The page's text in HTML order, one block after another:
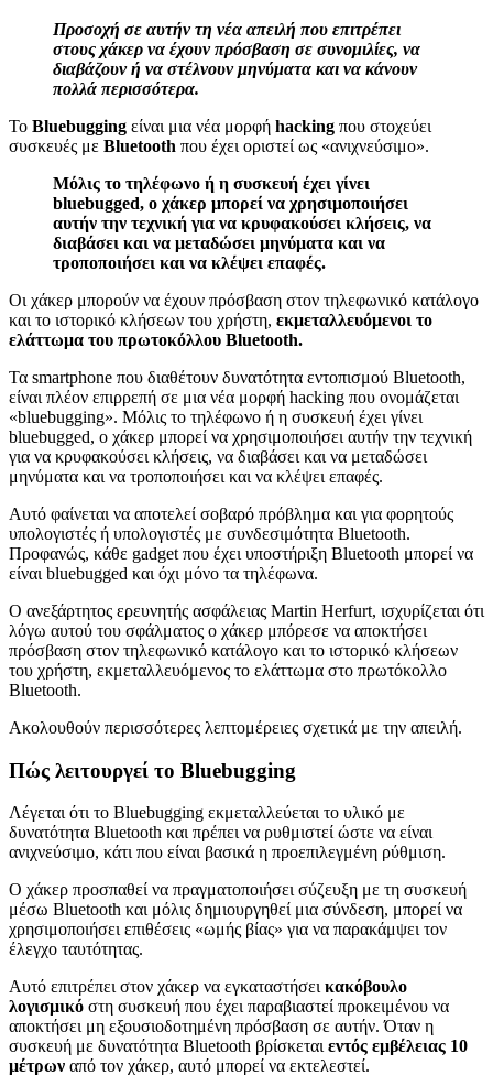
Προσοχή σε αυτήν τη νέα απειλή που επιτρέπει
στους χάκερ να έχουν πρόσβαση σε συνομιλίες, να
διαβάζουν ή να στέλνουν μηνύματα και να κάνουν
πολλά περισσότερα.
Το Bluebugging είναι μια νέα μορφή hacking που στοχεύει
συσκευές με Bluetooth που έχει οριστεί ως «ανιχνεύσιμο».
Μόλις το τηλέφωνο ή η συσκευή έχει γίνει
bluebugged, ο χάκερ μπορεί να χρησιμοποιήσει
αυτήν την τεχνική για να κρυφακούσει κλήσεις, να
διαβάσει και να μεταδώσει μηνύματα και να
τροποποιήσει και να κλέψει επαφές.
Οι χάκερ μπορούν να έχουν πρόσβαση στον τηλεφωνικό κατάλογο
και το ιστορικό κλήσεων του χρήστη, εκμεταλλευόμενοι το
ελάττωμα του πρωτοκόλλου Bluetooth.
Τα smartphone που διαθέτουν δυνατότητα εντοπισμού Bluetooth,
είναι πλέον επιρρεπή σε μια νέα μορφή hacking που ονομάζεται
«bluebugging». Μόλις το τηλέφωνο ή η συσκευή έχει γίνει
bluebugged, ο χάκερ μπορεί να χρησιμοποιήσει αυτήν την τεχνική
για να κρυφακούσει κλήσεις, να διαβάσει και να μεταδώσει
μηνύματα και να τροποποιήσει και να κλέψει επαφές.
Αυτό φαίνεται να αποτελεί σοβαρό πρόβλημα και για φορητούς
υπολογιστές ή υπολογιστές με συνδεσιμότητα Bluetooth.
Προφανώς, κάθε gadget που έχει υποστήριξη Bluetooth μπορεί να
είναι bluebugged και όχι μόνο τα τηλέφωνα.
Ο ανεξάρτητος ερευνητής ασφάλειας Martin Herfurt, ισχυρίζεται ότι
λόγω αυτού του σφάλματος ο χάκερ μπόρεσε να αποκτήσει
πρόσβαση στον τηλεφωνικό κατάλογο και το ιστορικό κλήσεων
του χρήστη, εκμεταλλευόμενος το ελάττωμα στο πρωτόκολλο
Bluetooth.
Ακολουθούν περισσότερες λεπτομέρειες σχετικά με την απειλή.
Πώς λειτουργεί το Bluebugging
Λέγεται ότι το Bluebugging εκμεταλλεύεται το υλικό με
δυνατότητα Bluetooth και πρέπει να ρυθμιστεί ώστε να είναι
ανιχνεύσιμο, κάτι που είναι βασικά η προεπιλεγμένη ρύθμιση.
Ο χάκερ προσπαθεί να πραγματοποιήσει σύζευξη με τη συσκευή
μέσω Bluetooth και μόλις δημιουργηθεί μια σύνδεση, μπορεί να
χρησιμοποιήσει επιθέσεις «ωμής βίας» για να παρακάμψει τον
έλεγχο ταυτότητας.
Αυτό επιτρέπει στον χάκερ να εγκαταστήσει κακόβουλο
λογισμικό στη συσκευή που έχει παραβιαστεί προκειμένου να
αποκτήσει μη εξουσιοδοτημένη πρόσβαση σε αυτήν. Όταν η
συσκευή με δυνατότητα Bluetooth βρίσκεται εντός εμβέλειας 10
μέτρων από τον χάκερ, αυτό μπορεί να εκτελεστεί.